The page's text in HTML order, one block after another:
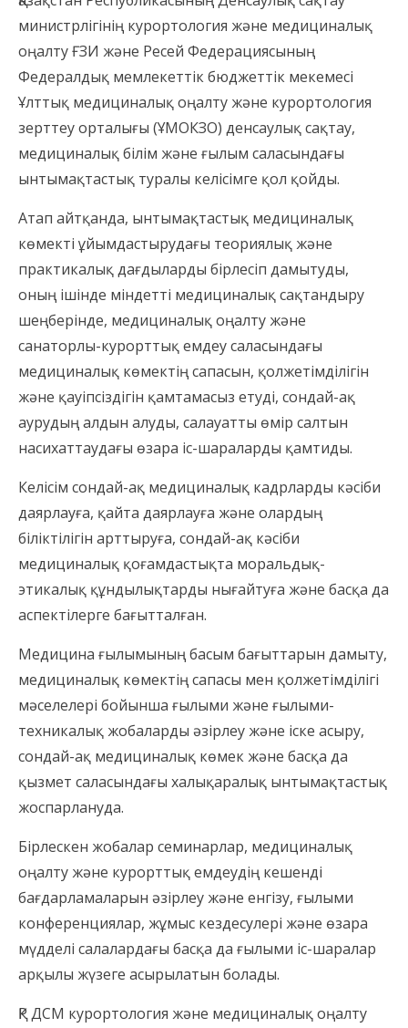
министрлігінің курортология және медициналық
оңалту ҒЗИ және Ресей Федерациясының
Федералдық мемлекеттік бюджеттік мекемесі
Ұлттық медициналық оңалту және курортология
зерттеу орталығы (ҰМОКЗО) денсаулық сақтау,
медициналық білім және ғылым саласындағы
ынтымақтастық туралы келісімге қол қойды.
Атап айтқанда, ынтымақтастық медициналық
көмекті ұйымдастырудағы теориялық және
практикалық дағдыларды бірлесіп дамытуды,
оның ішінде міндетті медициналық сақтандыру
шеңберінде, медициналық оңалту және
санаторлы-курорттық емдеу саласындағы
медициналық көмектің сапасын, қолжетімділігін
және қауіпсіздігін қамтамасыз етуді, сондай-ақ
аурудың алдын алуды, салауатты өмір салтын
насихаттаудағы өзара іс-шараларды қамтиды.
Келісім сондай-ақ медициналық кадрларды кәсіби
даярлауға, қайта даярлауға және олардың
біліктілігін арттыруға, сондай-ақ кәсіби
медициналық қоғамдастықта моральдық-
этикалық құндылықтарды нығайтуға және басқа да
аспектілерге бағытталған.
Медицина ғылымының басым бағыттарын дамыту,
медициналық көмектің сапасы мен қолжетімділігі
мәселелері бойынша ғылыми және ғылыми-
техникалық жобаларды әзірлеу және іске асыру,
сондай-ақ медициналық көмек және басқа да
қызмет саласындағы халықаралық ынтымақтастық
жоспарлануда.
Бірлескен жобалар семинарлар, медициналық
оңалту және курорттық емдеудің кешенді
бағдарламаларын әзірлеу және енгізу, ғылыми
конференциялар, жұмыс кездесулері және өзара
мүдделі салалардағы басқа да ғылыми іс-шаралар
арқылы жүзеге асырылатын болады.
ҚР ДСМ курортология және медициналық оңалту